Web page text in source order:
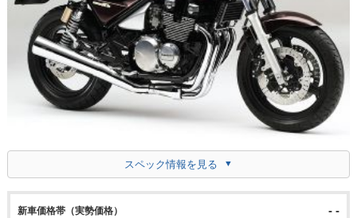
スペック情報を見る
新車価格帯（実勢価格） - -